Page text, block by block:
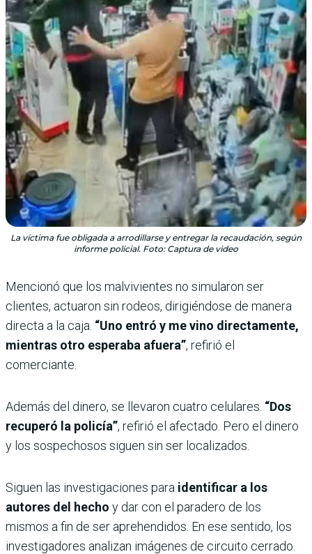
La víctima fue obligada a arrodillarse y entregar la recaudación, según
informe policial. Foto: Captura de video
Mencionó que los malvivientes no simularon ser
clientes, actuaron sin rodeos, dirigiéndose de manera
directa a la caja. “Uno entró y me vino directamente,
mientras otro esperaba afuera”, refirió el
comerciante.
Además del dinero, se llevaron cuatro celulares. “Dos
recuperó la policía”, refirió el afectado. Pero el dinero
y los sospechosos siguen sin ser localizados.
Siguen las investigaciones para identificar a los
autores del hecho y dar con el paradero de los
mismos a fin de ser aprehendidos. En ese sentido, los
investigadores analizan imágenes de circuito cerrado.